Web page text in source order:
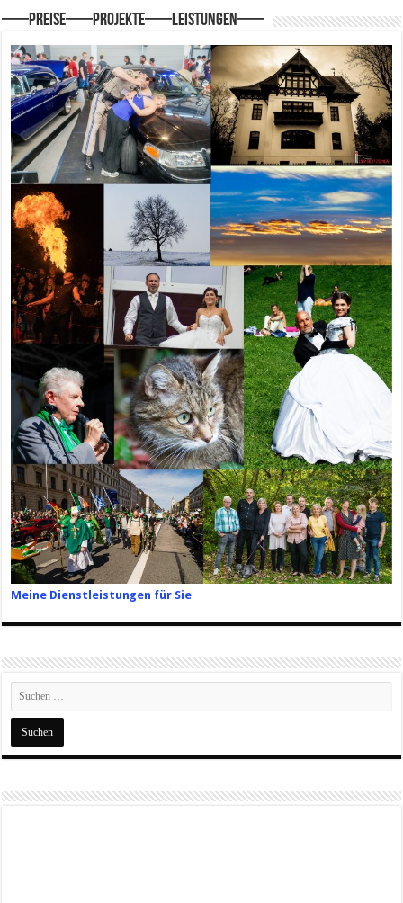
—–Preise—–Projekte—–Leistungen—–
Meine Dienstleistungen für Sie